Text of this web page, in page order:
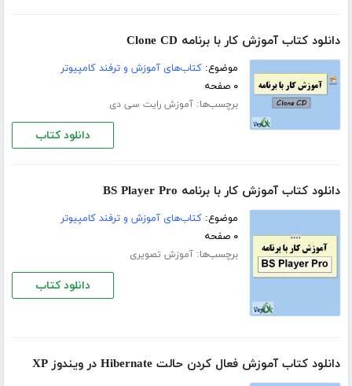
دانلود کتاب آموزش کار با برنامه Clone CD
موضوع:کتاب‌های آموزش و ترفند کامپیوتر
۰ صفحه
برچسب‌ها:آموزش رایت سی دی
دانلود کتاب
دانلود کتاب آموزش کار با برنامه BS Player Pro
موضوع:کتاب‌های آموزش و ترفند کامپیوتر
۰ صفحه
برچسب‌ها:آموزش تصویری
دانلود کتاب
دانلود کتاب آموزش فعال کردن حالت Hibernate در ویندوز XP